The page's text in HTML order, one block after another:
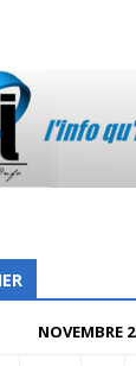
NOVEMBRE